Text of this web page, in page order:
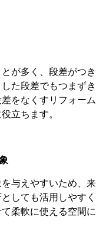
が多く、段差がつき
た段差でもつまずき
をなくすリフォーム
立ちます。
与えやすいため、来
しても活用しやすく
柔軟に使える空間に